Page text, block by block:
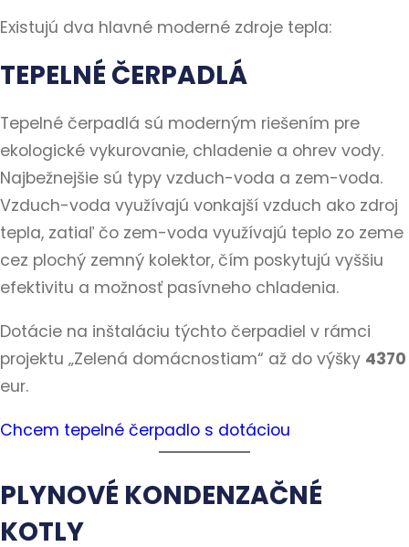
Existujú dva hlavné moderné zdroje tepla:
TEPELNÉ ČERPADLÁ
Tepelné čerpadlá sú moderným riešením pre
ekologické vykurovanie, chladenie a ohrev vody.
Najbežnejšie sú typy vzduch-voda a zem-voda.
Vzduch-voda využívajú vonkajší vzduch ako zdroj
tepla, zatiaľ čo zem-voda využívajú teplo zo zeme
cez plochý zemný kolektor, čím poskytujú vyššiu
efektivitu a možnosť pasívneho chladenia.
Dotácie na inštaláciu týchto čerpadiel v rámci
projektu „Zelená domácnostiam“ až do výšky 4370
eur.
Chcem tepelné čerpadlo s dotáciou
PLYNOVÉ KONDENZAČNÉ
KOTLY